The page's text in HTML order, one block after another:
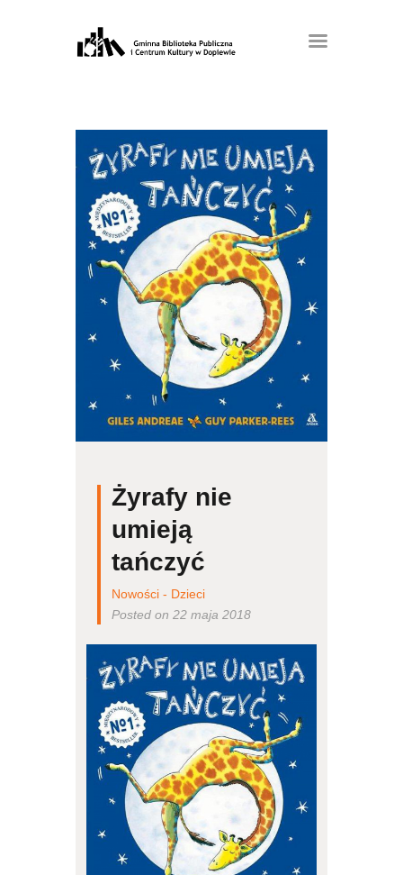
Żyrafy nie
umieją
tańczyć
Nowości - Dzieci
Posted on 22 maja 2018